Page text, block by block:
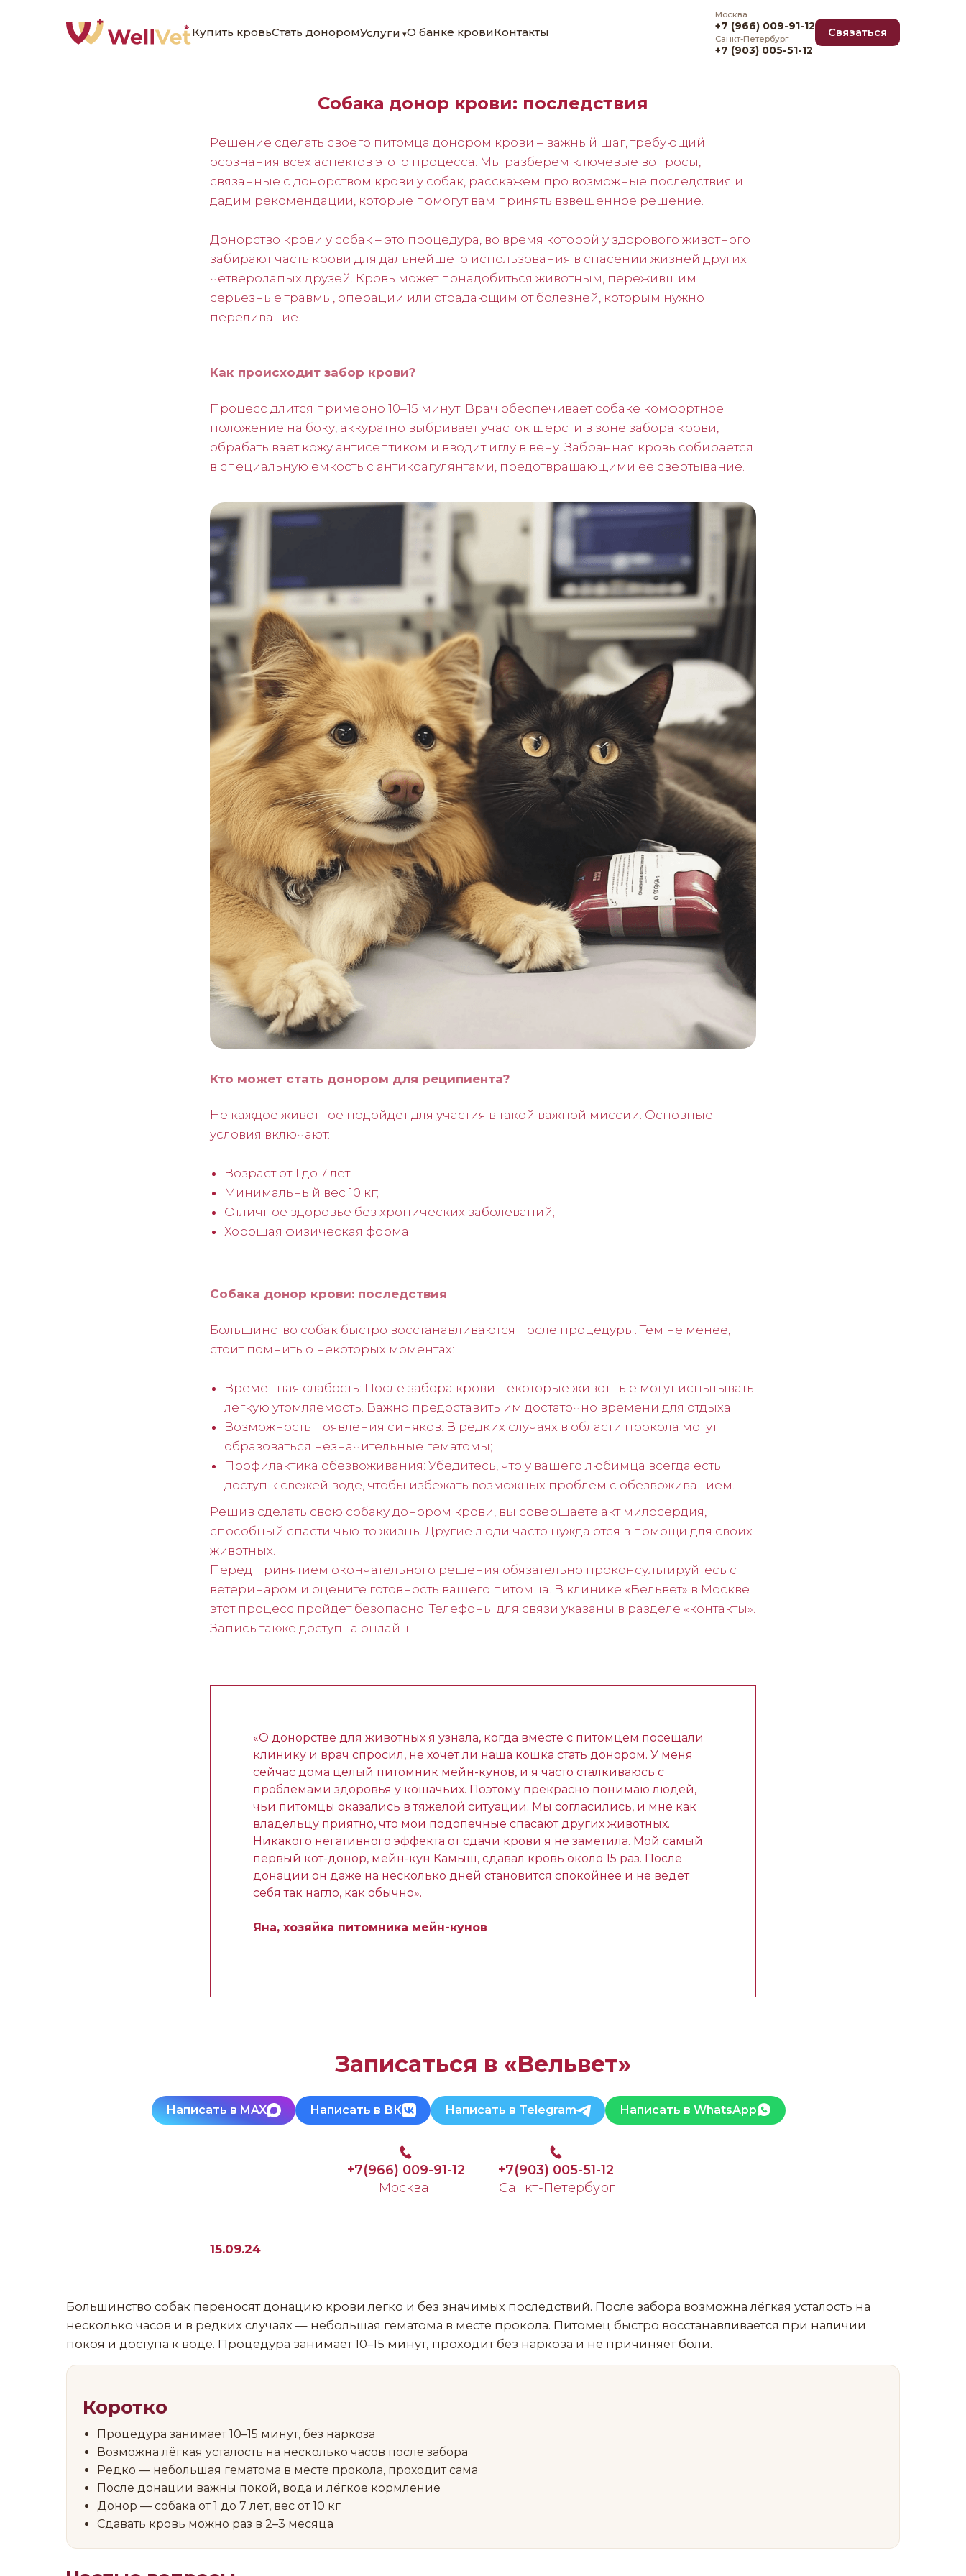
Купить кровьСтать доноромУслуги О банке кровиКонтакты
Москва
+7 (966) 009-91-12
Санкт-Петербург
+7 (903) 005-51-12
Связаться
Собака донор крови: последствия
Решение сделать своего питомца донором крови – важный шаг, требующий
осознания всех аспектов этого процесса. Мы разберем ключевые вопросы,
связанные с донорством крови у собак, расскажем про возможные последствия и
дадим рекомендации, которые помогут вам принять взвешенное решение.
Донорство крови у собак – это процедура, во время которой у здорового животного
забирают часть крови для дальнейшего использования в спасении жизней других
четверолапых друзей. Кровь может понадобиться животным, пережившим
серьезные травмы, операции или страдающим от болезней, которым нужно
переливание.
Как происходит забор крови?
Процесс длится примерно 10–15 минут. Врач обеспечивает собаке комфортное
положение на боку, аккуратно выбривает участок шерсти в зоне забора крови,
обрабатывает кожу антисептиком и вводит иглу в вену. Забранная кровь собирается
в специальную емкость с антикоагулянтами, предотвращающими ее свертывание.
Кто может стать донором для реципиента?
Не каждое животное подойдет для участия в такой важной миссии. Основные
условия включают:
Возраст от 1 до 7 лет;
Минимальный вес 10 кг;
Отличное здоровье без хронических заболеваний;
Хорошая физическая форма.
Собака донор крови: последствия
Большинство собак быстро восстанавливаются после процедуры. Тем не менее,
стоит помнить о некоторых моментах:
Временная слабость: После забора крови некоторые животные могут испытывать
легкую утомляемость. Важно предоставить им достаточно времени для отдыха;
Возможность появления синяков: В редких случаях в области прокола могут
образоваться незначительные гематомы;
Профилактика обезвоживания: Убедитесь, что у вашего любимца всегда есть
доступ к свежей воде, чтобы избежать возможных проблем с обезвоживанием.
Решив сделать свою собаку донором крови, вы совершаете акт милосердия,
способный спасти чью-то жизнь. Другие люди часто нуждаются в помощи для своих
животных.
Перед принятием окончательного решения обязательно проконсультируйтесь с
ветеринаром и оцените готовность вашего питомца. В клинике «Вельвет» в Москве
этот процесс пройдет безопасно. Телефоны для связи указаны в разделе «контакты».
Запись также доступна онлайн.
«О донорстве для животных я узнала, когда вместе с питомцем посещали
клинику и врач спросил, не хочет ли наша кошка стать донором. У меня
сейчас дома целый питомник мейн-кунов, и я часто сталкиваюсь с
проблемами здоровья у кошачьих. Поэтому прекрасно понимаю людей,
чьи питомцы оказались в тяжелой ситуации. Мы согласились, и мне как
владельцу приятно, что мои подопечные спасают других животных.
Никакого негативного эффекта от сдачи крови я не заметила. Мой самый
первый кот-донор, мейн-кун Камыш, сдавал кровь около 15 раз. После
донации он даже на несколько дней становится спокойнее и не ведет
себя так нагло, как обычно».
Яна, хозяйка питомника мейн-кунов
Записаться в «Вельвет»
Написать в MAX Написать в ВК Написать в Telegram Написать в WhatsApp
+7(903) 005-51-12
Санкт-Петербург
+7(966) 009-91-12
Москва
15.09.24
Большинство собак переносят донацию крови легко и без значимых последствий. После забора возможна лёгкая усталость на
несколько часов и в редких случаях — небольшая гематома в месте прокола. Питомец быстро восстанавливается при наличии
покоя и доступа к воде. Процедура занимает 10–15 минут, проходит без наркоза и не причиняет боли.
Коротко
Процедура занимает 10–15 минут, без наркоза
Возможна лёгкая усталость на несколько часов после забора
Редко — небольшая гематома в месте прокола, проходит сама
После донации важны покой, вода и лёгкое кормление
Донор — собака от 1 до 7 лет, вес от 10 кг
Сдавать кровь можно раз в 2–3 месяца